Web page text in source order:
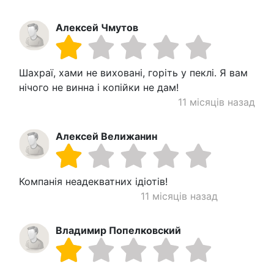
Алексей Чмутов
Шахраї, хами не виховані, горіть у пеклі. Я вам
нічого не винна і копійки не дам!
11 місяців назад
Алексей Велижанин
Компанія неадекватних ідіотів!
11 місяців назад
Владимир Попелковский